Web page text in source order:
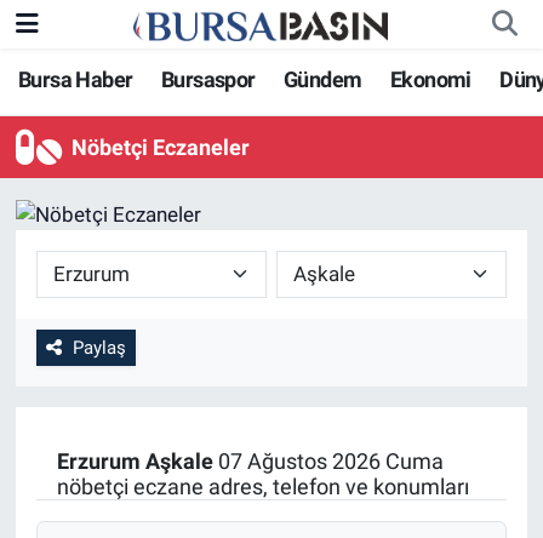
Bursa Haber Bursaspor Gündem Ekonomi
Nöbetçi Eczaneler
Paylaş
Erzurum Aşkale07 Ağustos 2026 Cuma
nöbetçi eczane adres, telefon ve konumları
Bursa Haber
Genel
Politika
Bilim, Teknoloji
KÜLTÜR-SANAT
Bursaspor
Gündem
Bursa Nöbetçi Eczaneler
Bursa Hava Durumu
Bursa Namaz Vakitleri
Bursa Trafik Yoğunluk Haritası
Süper Lig Puan Durumu ve Fikstür
Son Dakika Haberleri
Haber Arşivi